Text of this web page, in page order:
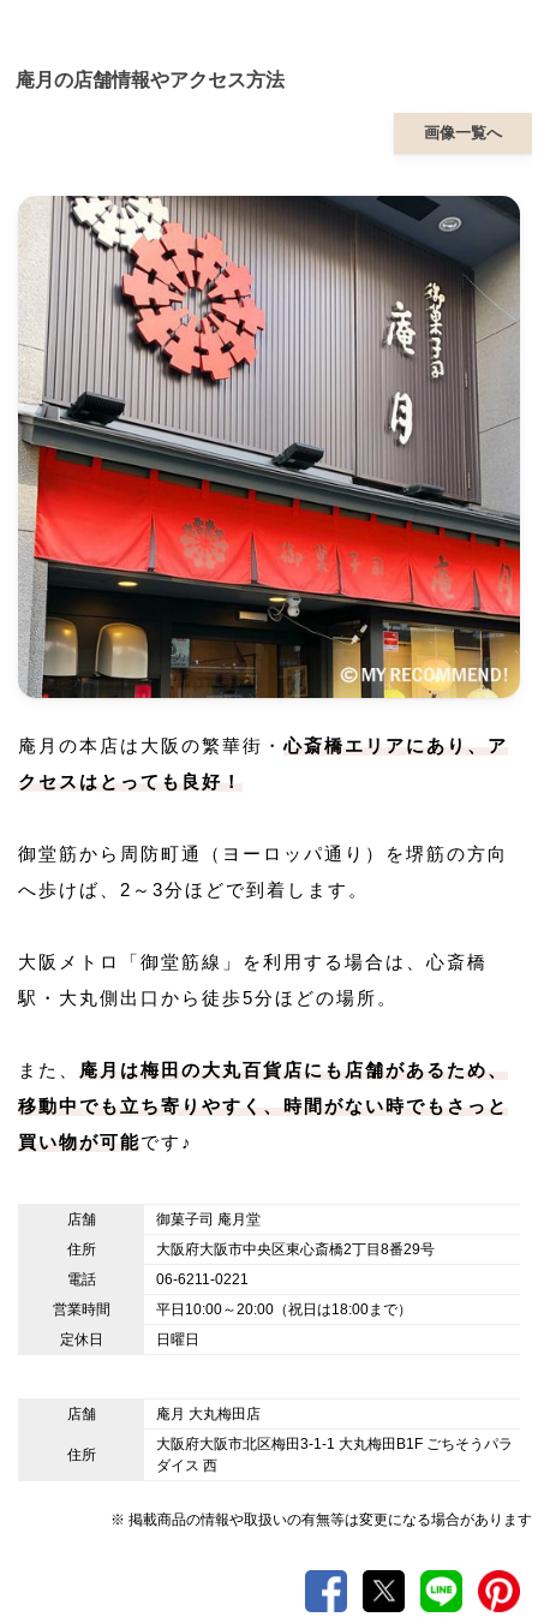
庵月の店舗情報やアクセス方法
画像一覧へ
庵月の本店は大阪の繁華街・心斎橋エリアにあり、ア
クセスはとっても良好！
御堂筋から周防町通（ヨーロッパ通り）を堺筋の方向
へ歩けば、2～3分ほどで到着します。
大阪メトロ「御堂筋線」を利用する場合は、心斎橋
駅・大丸側出口から徒歩5分ほどの場所。
また、 庵月は梅田の大丸百貨店にも店舗があるため、
移動中でも立ち寄りやすく、時間がない時でもさっと
買い物が可能です♪
店舗
御菓子司 庵月堂
住所
大阪府大阪市中央区東心斎橋2丁目8番29号
電話
06-6211-0221
営業時間
平日10:00～20:00（祝日は18:00まで）
定休日
日曜日
店舗 庵月 大丸梅田店
住所
大阪府大阪市北区梅田3-1-1 大丸梅田B1F ごちそうパラ
ダイス 西
※ 掲載商品の情報や取扱いの有無等は変更になる場合があります